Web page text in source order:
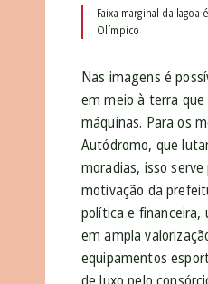
Faixa marginal da
Olímpico
Nas imagens é
em meio à terra
máquinas. Para os
Autódromo, que
moradias, isso
motivação da
política e financeira,
em ampla
equipamentos